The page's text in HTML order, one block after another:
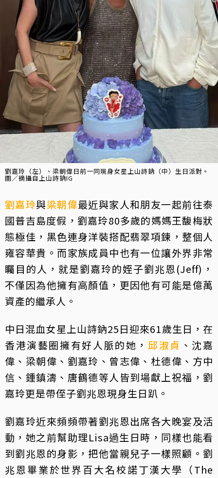
劉嘉玲（左）、梁朝偉日前一同現身女星上山詩鈉（中）生日派對。
圖／摘攝自上山詩鈉IG
劉嘉玲與梁朝偉最近與家人和朋友一起前往泰
國普吉島度假，劉嘉玲80多歲的媽媽王馥梅狀
態極佳，黑色連身洋裝搭配翡翠項鍊，整個人
雍容華貴。而家族成員中也有一位讓外界非常
矚目的人，就是劉嘉玲的姪子劉兆恩(Jeff)，
不僅因為他擁有高顏值，更因他有可能是億萬
資產的繼承人。
中日混血女星上山詩鈉25日迎來61歲生日，在
香港演藝圈擁有好人脈的她， 邱淑貞 、沈嘉
偉、梁朝偉、劉嘉玲、曾志偉、杜德偉、方中
信、鍾鎮濤、唐鶴德等人皆到場獻上祝福，劉
嘉玲更是帶侄子劉兆恩現身生日趴。
劉嘉玲近來頻頻帶著劉兆恩出席各大晚宴及活
動，她之前幫助理Lisa過生日時，同樣也能看
到劉兆恩的身影，把他當親兒子一樣照顧。劉
兆恩畢業於世界百大名校諾丁漢大學（The